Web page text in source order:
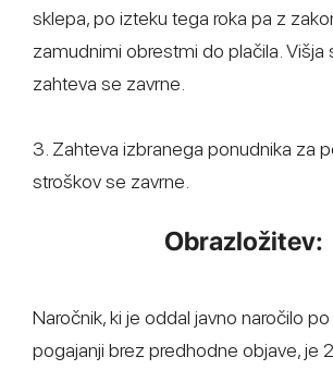
sklepa, po izteku tega roka pa z
zamudnimi obrestmi do plačila. Višja
zahteva se zavrne.
3. Zahteva izbranega ponudnika za
stroškov se zavrne.
Obrazložitev:
Naročnik, ki je oddal javno naročilo
pogajanji brez predhodne objave, je